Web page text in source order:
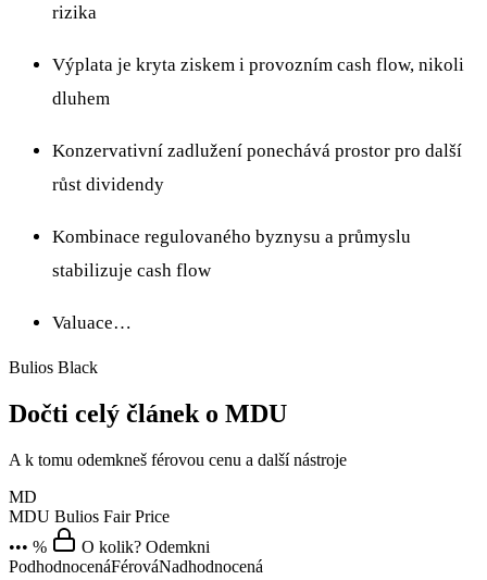
rizika
Výplata je kryta ziskem i provozním cash flow, nikoli
dluhem
Konzervativní zadlužení ponechává prostor pro další
růst dividendy
Kombinace regulovaného byznysu a průmyslu
stabilizuje cash flow
Valuace…
Bulios Black
Dočti celý článek o MDU
A k tomu odemkneš férovou cenu a další nástroje
MD
MDU Bulios Fair Price
••• %
O kolik? Odemkni
PodhodnocenáFérováNadhodnocená